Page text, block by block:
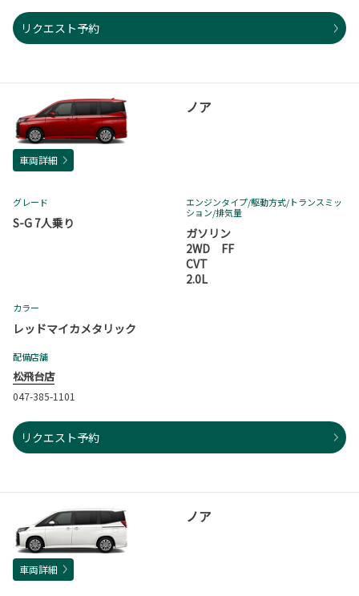
リクエスト予約
ノア
車両詳細
グレード
S-G 7人乗り
エンジンタイプ/駆動方式/トランスミッ
ション/排気量
ガソリン
2WD FF
CVT
2.0L
カラー
レッドマイカメタリック
配備店舗
松飛台店
047-385-1101
リクエスト予約
ノア
車両詳細